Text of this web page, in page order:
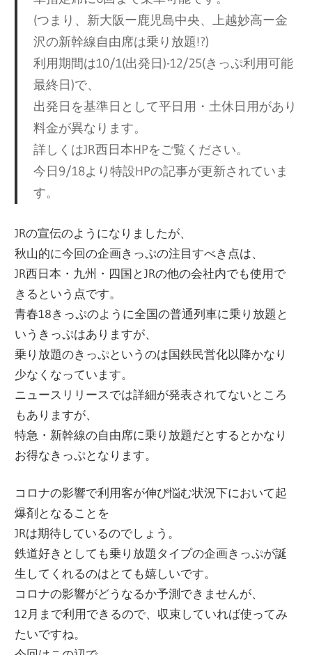
(つまり、新大阪ー鹿児島中央、上越妙高ー金
沢の新幹線自由席は乗り放題!?)
利用期間は10/1(出発日)-12/25(きっぷ利用可能
最終日)で、
出発日を基準日として平日用・土休日用があり
料金が異なります。
詳しくはJR西日本HPをご覧ください。
今日9/18より特設HPの記事が更新されていま
す。
JRの宣伝のようになりましたが、
秋山的に今回の企画きっぷの注目すべき点は、
JR西日本・九州・四国とJRの他の会社内でも使用で
きるという点です。
青春18きっぷのように全国の普通列車に乗り放題と
いうきっぷはありますが、
乗り放題のきっぷというのは国鉄民営化以降かなり
少なくなっています。
ニュースリリースでは詳細が発表されてないところ
もありますが、
特急・新幹線の自由席に乗り放題だとするとかなり
お得なきっぷとなります。
コロナの影響で利用客が伸び悩む状況下において起
爆剤となることを
JRは期待しているのでしょう。
鉄道好きとしても乗り放題タイプの企画きっぷが誕
生してくれるのはとても嬉しいです。
コロナの影響がどうなるか予測できませんが、
12月まで利用できるので、収束していれば使ってみ
たいですね。